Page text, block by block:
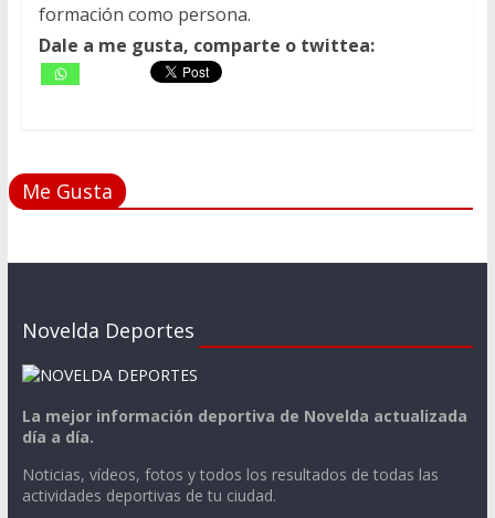
formación como persona.
Dale a me gusta, comparte o twittea:
Me Gusta
Novelda Deportes
La mejor información deportiva de Novelda actualizada
día a día.
Noticias, vídeos, fotos y todos los resultados de todas las
actividades deportivas de tu ciudad.